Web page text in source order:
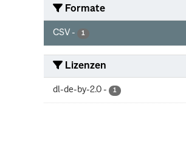
Formate
CSV - 1
Lizenzen
dl-de-by-2.0 - 1